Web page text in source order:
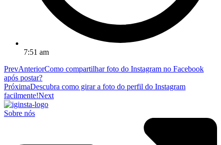
7:51 am
PrevAnteriorComo compartilhar foto do Instagram no Facebook
após postar?
PróximaDescubra como girar a foto do perfil do Instagram
facilmente!Next
Sobre nós